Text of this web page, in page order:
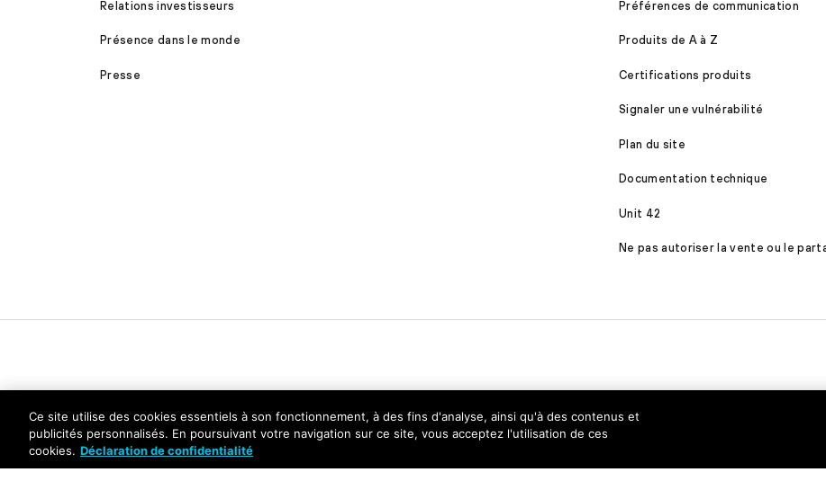
Relations investisseurs
Présence dans le monde
Presse
Préférences de communication
Produits de A à Z
Certifications produits
Signaler une vulnérabilité
Plan du site
Documentation technique
Unit 42
Ne pas autoriser la vente ou le
Politique de confidentialité
Ce site utilise des cookies essentiels à son fonctionnement, à des fins d'analyse, ainsi qu'à des contenus et
publicités personnalisés. En poursuivant votre navigation sur ce site, vous acceptez l'utilisation de ces
cookies. Déclaration de confidentialité